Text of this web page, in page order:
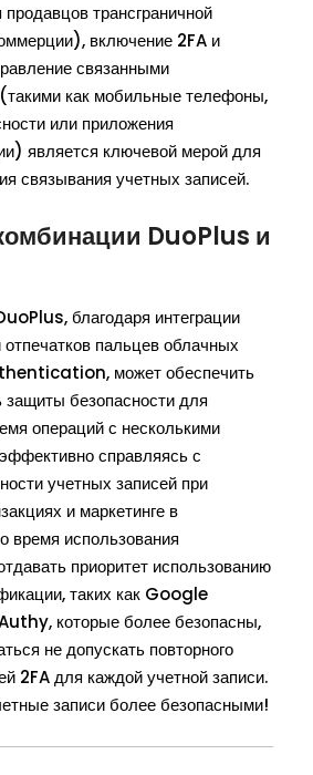
трансграничной
включение 2FA и
связанными
как мобильные телефоны,
или приложения
является ключевой мерой для
связывания учетных записей.
DuoPlus и
благодаря интеграции
отпечатков пальцев облачных
может обеспечить
безопасности для
операций с несколькими
справляясь с
учетных записей при
и маркетинге в
время использования
приоритет использованию
таких как Google
которые более безопасны,
не допускать повторного
2FA для каждой учетной записи.
записи более безопасными!